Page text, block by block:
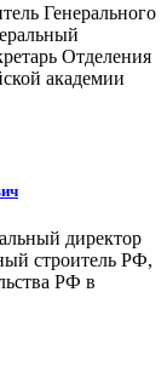
Генерального
Отделения
академии
директор
строитель РФ,
РФ в